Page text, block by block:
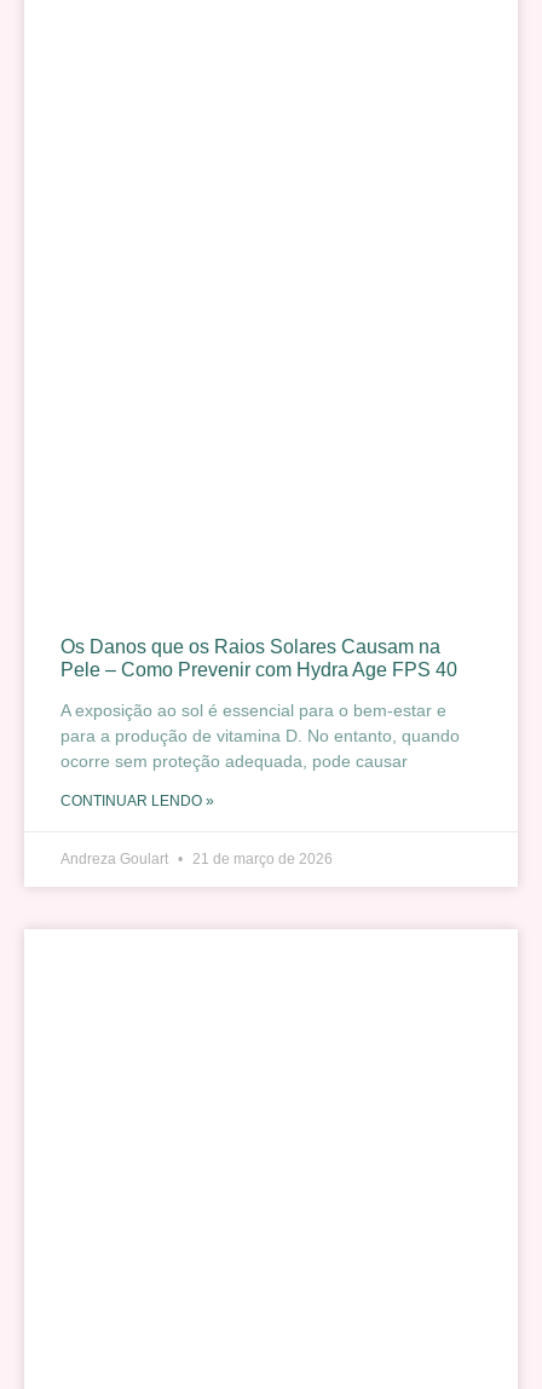
Os Danos que os Raios Solares Causam na
Pele – Como Prevenir com Hydra Age FPS 40
A exposição ao sol é essencial para o bem-estar e
para a produção de vitamina D. No entanto, quando
ocorre sem proteção adequada, pode causar
CONTINUAR LENDO »
Andreza Goulart 21 de março de 2026